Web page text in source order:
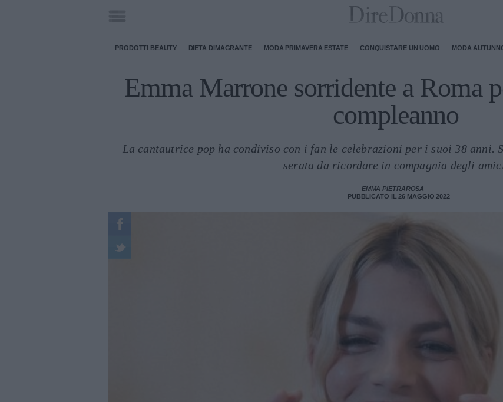
PRODOTTI BEAUTY DIETA DIMAGRANTE MODA PRIMAVERA ESTATE CONQUISTARE UN UOMO MODA
Emma Marrone sorridente a Roma
compleanno
La cantautrice pop ha condiviso con i fan le celebrazioni per i suoi 38 anni.
serata da ricordare in compagnia degli
EMMA PIETRAROSA
PUBBLICATO IL 26 MAGGIO 2022